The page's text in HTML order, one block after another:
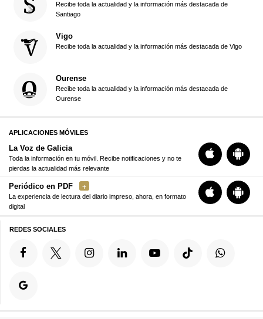
Recibe toda la actualidad y la información más destacada de
Santiago
Vigo
Recibe toda la actualidad y la información más destacada de Vigo
Ourense
Recibe toda la actualidad y la información más destacada de
Ourense
APLICACIONES MÓVILES
La Voz de Galicia
Toda la información en tu móvil. Recibe notificaciones y no te
pierdas la actualidad más relevante
Periódico en PDF
La experiencia de lectura del diario impreso, ahora, en formato
digital
REDES SOCIALES